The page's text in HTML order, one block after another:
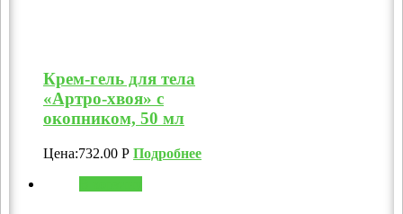
Крем-гель для тела
«Артро-хвоя» с
окопником, 50 мл
Цена:732.00 Р Подробнее